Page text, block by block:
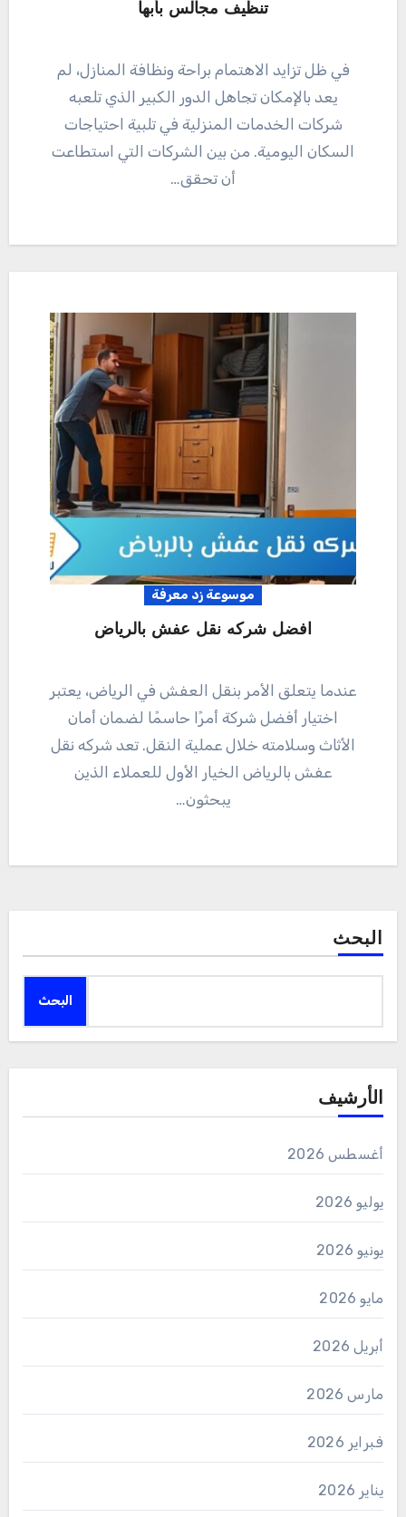
تنظيف مجالس بأبها
في ظل تزايد الاهتمام براحة ونظافة المنازل، لم
يعد بالإمكان تجاهل الدور الكبير الذي تلعبه
شركات الخدمات المنزلية في تلبية احتياجات
السكان اليومية. من بين الشركات التي استطاعت
أن تحقق…
موسوعة زد معرفة
افضل شركه نقل عفش بالرياض
عندما يتعلق الأمر بنقل العفش في الرياض، يعتبر
اختيار أفضل شركة أمرًا حاسمًا لضمان أمان
الأثاث وسلامته خلال عملية النقل. تعد شركه نقل
عفش بالرياض الخيار الأول للعملاء الذين
يبحثون…
البحث
البحث
الأرشيف
أغسطس 2026
يوليو 2026
يونيو 2026
مايو 2026
أبريل 2026
مارس 2026
فبراير 2026
يناير 2026